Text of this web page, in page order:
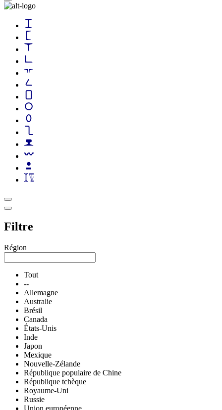
Filtre
Région
Tout
--
Allemagne
Australie
Brésil
Canada
États-Unis
Inde
Japon
Mexique
Nouvelle-Zélande
République populaire de Chine
République tchèque
Royaume-Uni
Russie
Union européenne